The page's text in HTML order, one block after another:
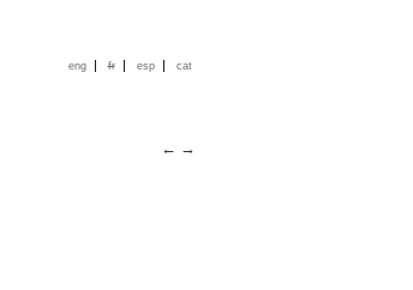
eng | fr | esp | cat
← →